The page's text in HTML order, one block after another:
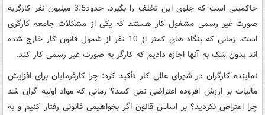
حاکمیتی است که جلوی این تخلف را بگیرد. حدود3.5 میلیون نفر کارگربه
صورت غیر رسمی مشغول کار هستند که یکی از مشکلات جامعه کارگری
است. زمانی که بنگاه های کمتر از 10 نفر از شمول قانون کار خارج شده
اند بدون شک به آنها اجازه دادیم که کارگر به صورت غیر رسمی کار کند.
نماینده کارگران در شورای عالی کار تأکید کرد: چرا کارفرمایان برای افزایش
مالیات بر ارزش افزوده اعتراضی نمی کنند؟ زمانی که مواد اولیه گران شد
چرا اعتراض نکردید؟ بر اساس قانون اگر بخواهیمی قانونی رفتار کنیم و به